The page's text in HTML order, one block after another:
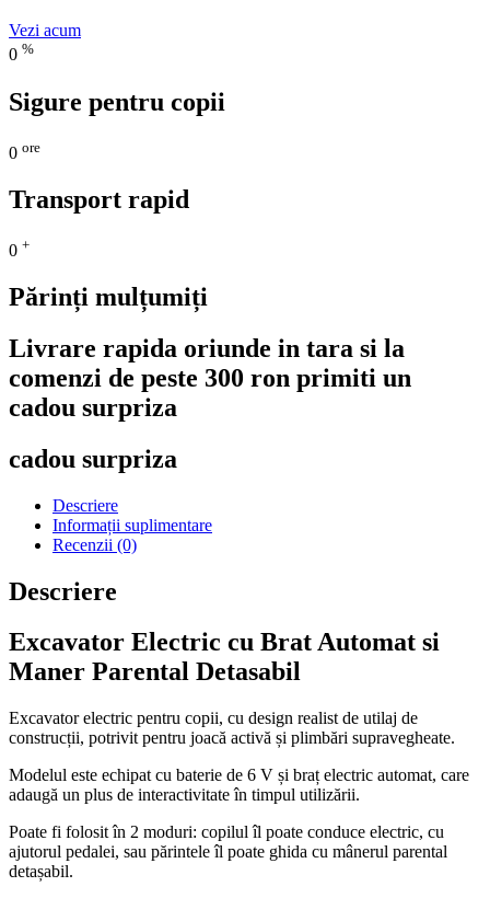
Vezi acum
0 %
Sigure pentru copii
0 ore
Transport rapid
0 +
Părinți mulțumiți
Livrare rapida oriunde in tara si la
comenzi de peste 300 ron primiti un
cadou surpriza
cadou surpriza
Descriere
Informații suplimentare
Recenzii (0)
Descriere
Excavator Electric cu Brat Automat si
Maner Parental Detasabil
Excavator electric pentru copii, cu design realist de utilaj de
construcții, potrivit pentru joacă activă și plimbări supravegheate.
Modelul este echipat cu baterie de 6 V și braț electric automat, care
adaugă un plus de interactivitate în timpul utilizării.
Poate fi folosit în 2 moduri: copilul îl poate conduce electric, cu
ajutorul pedalei, sau părintele îl poate ghida cu mânerul parental
detașabil.